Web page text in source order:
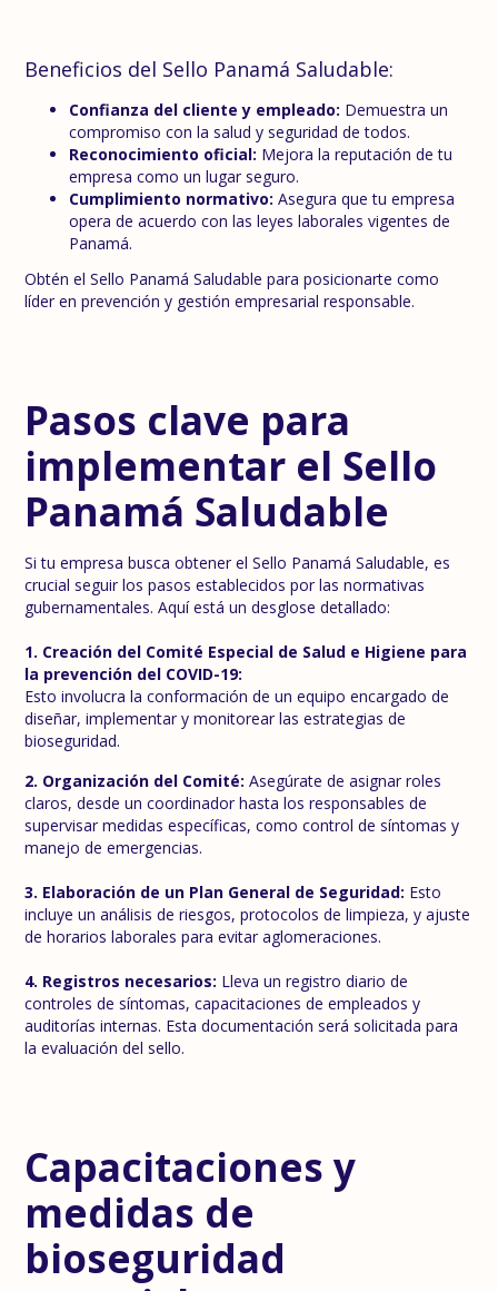
Beneficios del Sello Panamá Saludable:
Confianza del cliente y empleado: Demuestra un
compromiso con la salud y seguridad de todos.
Reconocimiento oficial: Mejora la reputación de tu
empresa como un lugar seguro.
Cumplimiento normativo: Asegura que tu empresa
opera de acuerdo con las leyes laborales vigentes de
Panamá.
Obtén el Sello Panamá Saludable para posicionarte como
líder en prevención y gestión empresarial responsable.
Pasos clave para
implementar el Sello
Panamá Saludable
Si tu empresa busca obtener el Sello Panamá Saludable, es
crucial seguir los pasos establecidos por las normativas
gubernamentales. Aquí está un desglose detallado:
1. Creación del Comité Especial de Salud e Higiene para
la prevención del COVID-19:
Esto involucra la conformación de un equipo encargado de
diseñar, implementar y monitorear las estrategias de
bioseguridad.
2. Organización del Comité: Asegúrate de asignar roles
claros, desde un coordinador hasta los responsables de
supervisar medidas específicas, como control de síntomas y
manejo de emergencias.
3. Elaboración de un Plan General de Seguridad: Esto
incluye un análisis de riesgos, protocolos de limpieza, y ajuste
de horarios laborales para evitar aglomeraciones.
4. Registros necesarios: Lleva un registro diario de
controles de síntomas, capacitaciones de empleados y
auditorías internas. Esta documentación será solicitada para
la evaluación del sello.
Capacitaciones y
medidas de
bioseguridad